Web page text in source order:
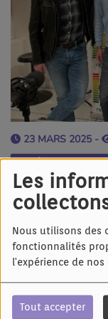
Les
Nous utilisons des
fonctionnalités
l'expérience de
Tout accepter
23 MARS 2025 -
Écouter le podcast
La KARAVAN
Dossenheim
Avec:
Nexusby